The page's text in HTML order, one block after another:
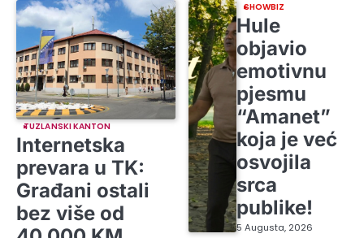
TUZLANSKI KANTON
Internetska
prevara u TK:
Građani ostali
bez više od
SHOWBIZ
Hule
objavio
emotivnu
pjesmu
“Amanet”
koja je već
osvojila
srca
publike!
5 Augusta, 2026